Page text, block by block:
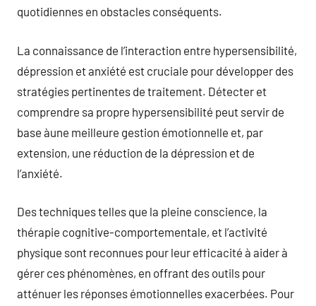
quotidiennes en obstacles conséquents.
La connaissance de l’interaction entre hypersensibilité,
dépression et anxiété est cruciale pour développer des
stratégies pertinentes de traitement. Détecter et
comprendre sa propre hypersensibilité peut servir de
base àune meilleure gestion émotionnelle et, par
extension, une réduction de la dépression et de
l’anxiété.
Des techniques telles que la pleine conscience, la
thérapie cognitive-comportementale, et l’activité
physique sont reconnues pour leur efficacité à aider à
gérer ces phénomènes, en offrant des outils pour
atténuer les réponses émotionnelles exacerbées. Pour